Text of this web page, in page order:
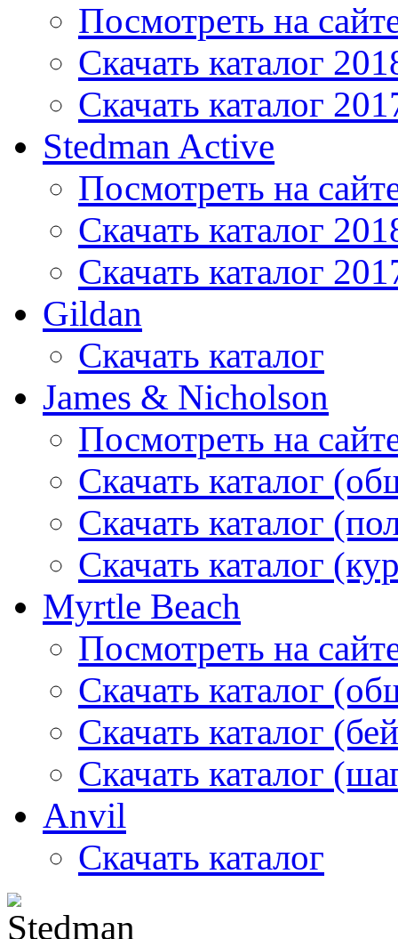
Посмотреть на
Скачать каталог
Скачать каталог
Stedman Active
Посмотреть на
Скачать каталог
Скачать каталог
Gildan
Скачать каталог
James & Nicholson
Посмотреть на
Скачать каталог
Скачать каталог
Скачать каталог
Myrtle Beach
Посмотреть на
Скачать каталог
Скачать каталог
Скачать каталог
Anvil
Скачать каталог